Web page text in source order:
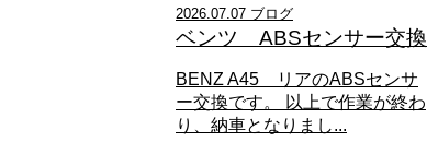
2026.07.07 ブログ
ベンツ ABSセンサー交換
BENZ A45 リアのABSセンサ
ー交換です。 以上で作業が終わ
り、納車となりまし...